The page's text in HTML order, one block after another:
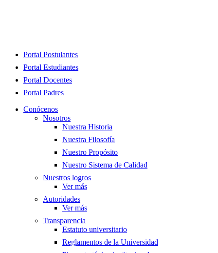
Close
Portal Postulantes
Portal Estudiantes
Portal Docentes
Portal Padres
Conócenos
Nosotros
Nuestra Historia
Nuestra Filosofía
Nuestro Propósito
Nuestro Sistema de Calidad
Nuestros logros
Ver más
Autoridades
Ver más
Transparencia
Estatuto universitario
Reglamentos de la Universidad